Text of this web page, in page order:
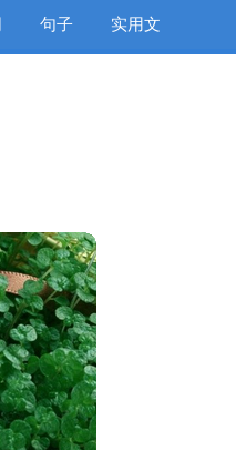
句子 实用文